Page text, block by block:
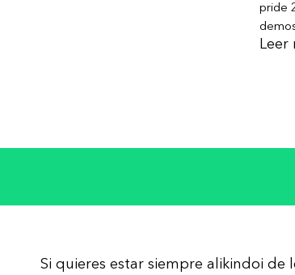
pride
Leer
Si quieres estar siempre alikindoi de